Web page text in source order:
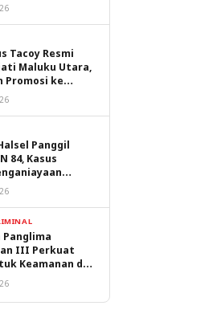
Tacoy Resmi
Maluku Utara,
Promosi ke
Panggil
84, Kasus
Panglima
III Perkuat
Keamanan dan
Malut